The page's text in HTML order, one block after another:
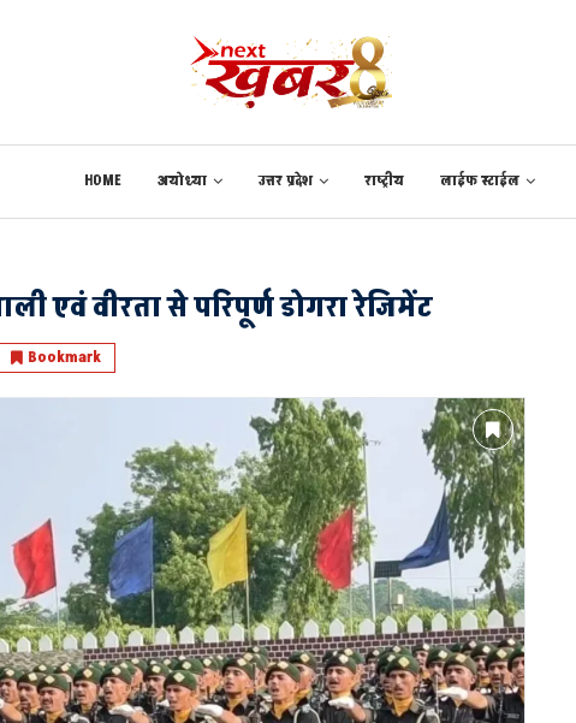
HOME अयोध्या उत्तर प्रदेश राष्ट्रीय लाईफ स्टाईल
एवं वीरता से परिपूर्ण डोगरा रेजिमेंट
Bookmark